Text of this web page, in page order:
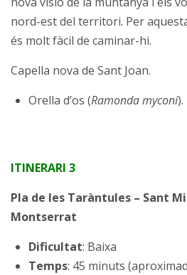
nord-est del territori. Per
és molt fàcil de caminar-hi.
Capella nova de Sant Joan.
Orella d’os (Ramonda myconi).
ITINERARI 3
Pla de les Taràntules – Sant
Montserrat
Dificultat: Baixa
Temps: 45 minuts